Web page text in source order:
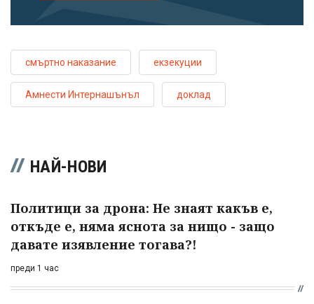
смъртно наказание екзекуции
Амнести Интернашънъл доклад
НАЙ-НОВИ
Политици за дрона: Не знаят какъв е,
откъде е, няма яснота за нищо - защо
давате изявление тогава?!
преди 1 час